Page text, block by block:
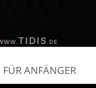
ANFÄNGER